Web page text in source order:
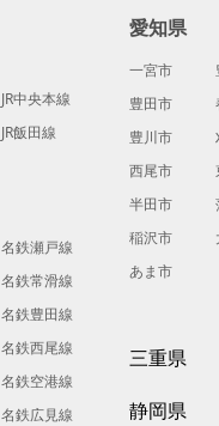
JR中央本線
JR飯田線
名鉄瀬戸線
名鉄常滑線
名鉄豊田線
名鉄西尾線
名鉄空港線
名鉄広見線
愛知県
一宮市
豊田市
豊川市
西尾市
半田市
稲沢市
あま市
三重県
静岡県